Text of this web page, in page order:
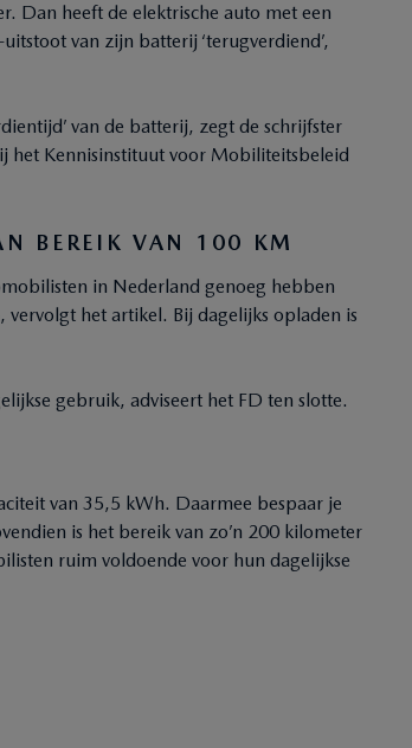
Dan heeft de elektrische auto met een
van zijn batterij ‘terugverdiend’,
van de batterij, zegt de schrijfster
het Kennisinstituut voor Mobiliteitsbeleid
BEREIK VAN 100 KM
in Nederland genoeg hebben
het artikel. Bij dagelijks opladen is
gebruik, adviseert het FD ten slotte.
van 35,5 kWh. Daarmee bespaar je
is het bereik van zo’n 200 kilometer
ruim voldoende voor hun dagelijkse